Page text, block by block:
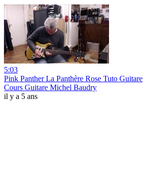
5:03
Pink Panther La Panthère Rose Tuto Guitare
Cours Guitare Michel Baudry
il y a 5 ans